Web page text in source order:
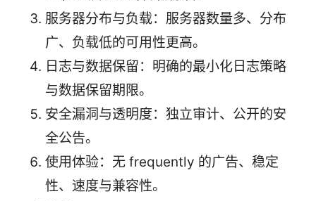
服务器分布与负载：服务器数量多、分布
广、负载低的可用性更高。
日志与数据保留：明确的最小化日志策略
与数据保留期限。
安全漏洞与透明度：独立审计、公开的安
全公告。
使用体验：无 frequently 的广告、稳定
性、速度与兼容性。